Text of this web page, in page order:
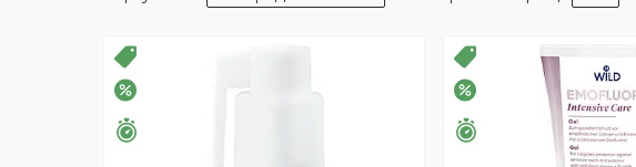
РОЗПРОДАЖ
Залишилось 26 днів